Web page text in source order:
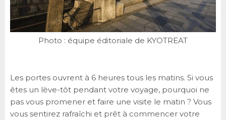
Photo : équipe éditoriale de KYOTREAT
Les portes ouvrent à 6 heures tous les matins. Si vous
êtes un lève-tôt pendant votre voyage, pourquoi ne
pas vous promener et faire une visite le matin ? Vous
vous sentirez rafraîchi et prêt à commencer votre